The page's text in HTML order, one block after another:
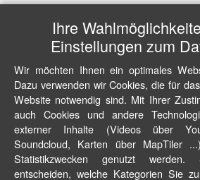
Ihre
Einstellungen zum
Wir möchten Ihnen ein optimales
Dazu verwenden wir Cookies, die für
Website notwendig sind. Mit Ihrer
auch Cookies und andere
externer Inhalte (Videos über
Soundcloud, Karten über MapTiler
Statistikzwecken genutzt
entscheiden, welche Kategorien Sie